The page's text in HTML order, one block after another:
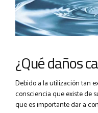
¿Qué daños
Debido a la utilización tan
consciencia que existe de
que es importante dar a